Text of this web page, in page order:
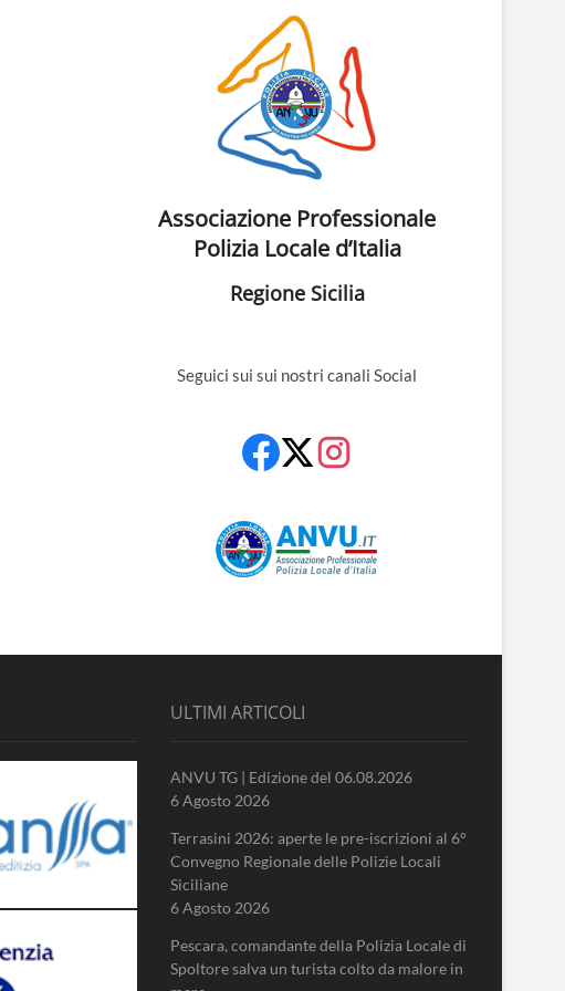
Associazione Professionale
Polizia Locale d’Italia
Regione Sicilia
Seguici sui sui nostri canali Social
ULTIMI ARTICOLI
ANVU TG | Edizione del 06.08.2026
6 Agosto 2026
Terrasini 2026: aperte le pre-iscrizioni al 6°
Convegno Regionale delle Polizie Locali
Siciliane
6 Agosto 2026
Pescara, comandante della Polizia Locale di
Spoltore salva un turista colto da malore in